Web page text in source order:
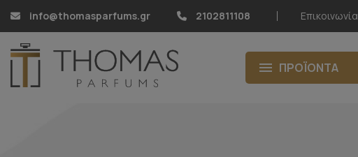
info@thomasparfums.gr 2102811108 Επικοινωνία
ΠΡΟΪΌΝΤΑ